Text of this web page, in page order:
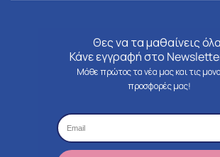
Θες να τα μαθαίνεις
Κάνε εγγραφή στο
Μάθε πρώτος τα νέα μας και τις
προσφορές μας!